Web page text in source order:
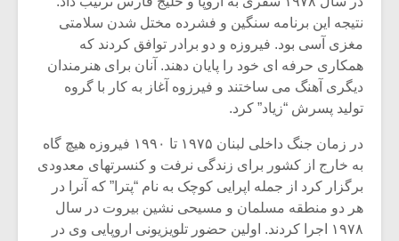
نتیجه این برنامه سنگین و فشرده مختل شدن سلامتی
مغزی آسی بود. فیروزه و دو برادر توافق کردند که
همکاری حرفه ای خود را پایان دهند. آنان برای هنرمندان
دیگری آهنگ می ساختند و فیرزوه آغاز به کار با گروه
تولید پسرش “زیاد” کرد.
در زمان جنگ داخلی لبنان ۱۹۷۵ تا ۱۹۹۰ فیروزه هیچ گاه
به خارج از کشور برای زندگی نرفت و کنسرتهای معدودی
برگزار کرد از جمله اپرایی کوچک به نام “پترا” که آنرا در
هر دو منطقه مسلمان و مسیحی نشین بیروت در سال
۱۹۷۸ اجرا کردند. اولین حضور تلویزیونی اروپایی وی در